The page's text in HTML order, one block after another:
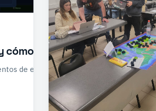
— y los números que lo prueban.
cómo usarlo para cumplir con
de empresas. Pero reportar no es lo